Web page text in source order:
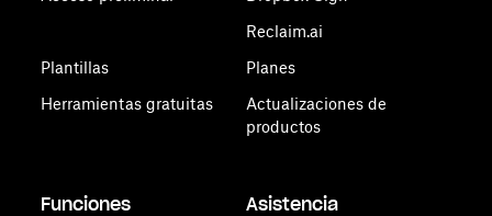
Plantillas
Herramientas gratuitas
Reclaim.ai
Planes
Actualizaciones de
productos
Funciones Asistencia